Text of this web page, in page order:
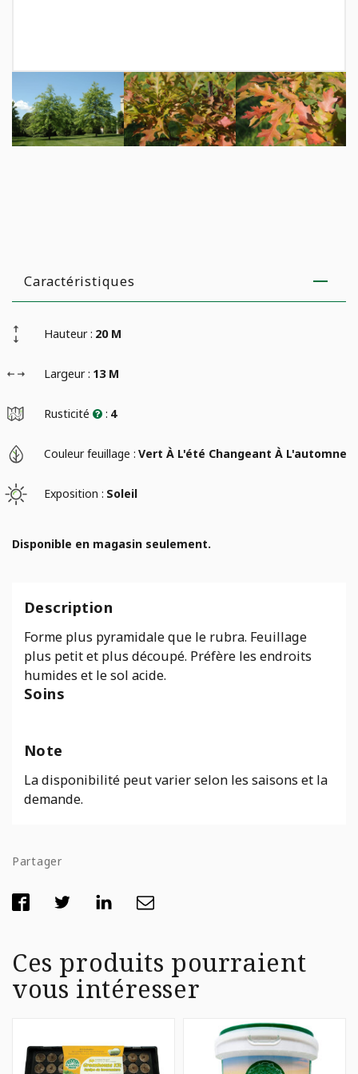
Caractéristiques
Hauteur : 20 M
Largeur : 13 M
Rusticité : 4
Couleur feuillage : Vert À L'été Changeant À L'automne
Exposition : Soleil
Disponible en magasin seulement.
Description
Forme plus pyramidale que le rubra. Feuillage
plus petit et plus découpé. Préfère les endroits
humides et le sol acide.
Soins
Note
La disponibilité peut varier selon les saisons et la
demande.
Partager
Ces produits pourraient
vous intéresser